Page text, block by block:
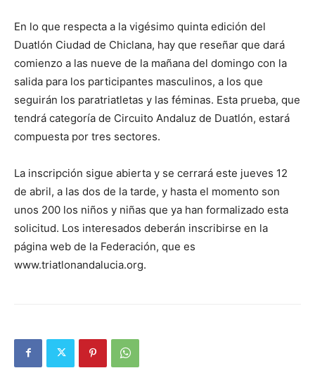
En lo que respecta a la vigésimo quinta edición del
Duatlón Ciudad de Chiclana, hay que reseñar que dará
comienzo a las nueve de la mañana del domingo con la
salida para los participantes masculinos, a los que
seguirán los paratriatletas y las féminas. Esta prueba, que
tendrá categoría de Circuito Andaluz de Duatlón, estará
compuesta por tres sectores.
La inscripción sigue abierta y se cerrará este jueves 12
de abril, a las dos de la tarde, y hasta el momento son
unos 200 los niños y niñas que ya han formalizado esta
solicitud. Los interesados deberán inscribirse en la
página web de la Federación, que es
www.triatlonandalucia.org.